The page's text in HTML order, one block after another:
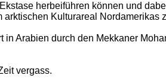
herbeiführen können und
arktischen Kulturareal Nordamerikas
Arabien durch den Mekkaner
vergass.